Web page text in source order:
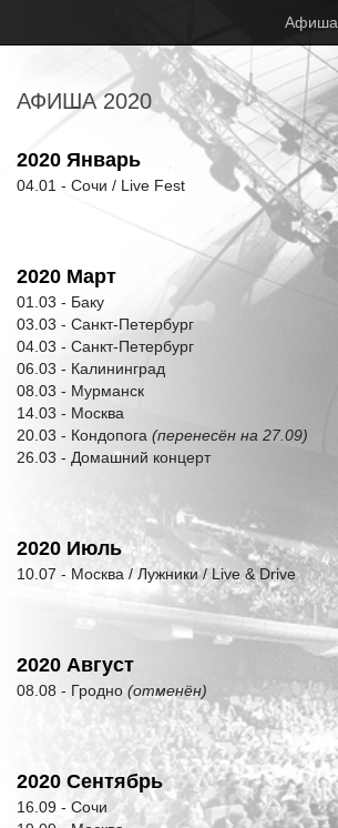
Афиша
АФИША 2020
2020 Январь
04.01 - Сочи / Live Fest
2020 Март
01.03 - Баку
03.03 - Санкт-Петербург
04.03 - Санкт-Петербург
06.03 - Калининград
08.03 - Мурманск
14.03 - Москва
20.03 - Кондопога (перенесён на 27.09)
26.03 - Домашний концерт
2020 Июль
10.07 - Москва / Лужники / Live & Drive
2020 Август
08.08 - Гродно (отменён)
2020 Сентябрь
16.09 - Сочи